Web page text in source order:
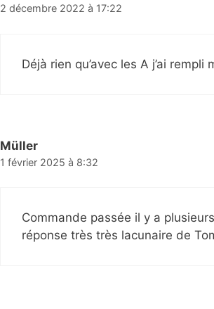
2 décembre 2022 à 17:22
Déjà rien qu’avec les A j’ai
Müller
1 février 2025 à 8:32
Commande passée il y a
réponse très très lacunaire de